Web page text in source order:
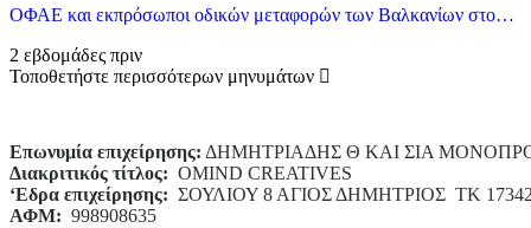
ΟΦΑΕ και εκπρόσωποι οδικών μεταφορών των Βαλκανίων στο…
2 εβδομάδες πριν
Τοποθετήστε περισσότερων μηνυμάτων
Επωνυμία επιχείρησης: ΔΗΜΗΤΡΙΑΔΗΣ Θ ΚΑΙ ΣΙΑ
Διακριτικός τίτλος: ΟΜΙΝD CREATIVES
‘Eδρα επιχείρησης: ΣΟΥΛΙΟΥ 8 ΑΓΙΟΣ ΔΗΜΗΤΡΙΟΣ ΤΚ 17342
ΑΦΜ: 998908635